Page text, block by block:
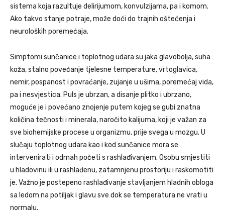
sistema koja razultuje delirijumom, konvulzijama, pa i komom.
Ako takvo stanje potraje, može doći do trajnih oštećenja i
neuroloških poremećaja.
Simptomi sunčanice i toplotnog udara su jaka glavobolja, suha
koža, stalno povećanje tjelesne temperature, vrtoglavica,
nemir, pospanost i povraćanje, zujanje u ušima, poremećaj vida,
pa i nesvjestica. Puls je ubrzan, a disanje plitko i ubrzano,
moguće je i povećano znojenje putem kojeg se gubi znatna
količina tečnosti i minerala, naročito kalijuma, koji je važan za
sve biohemijske procese u organizmu, prije svega u mozgu. U
slučaju toplotnog udara kao i kod sunčanice mora se
intervenirati i odmah početi s rashlađivanjem. Osobu smjestiti
u hladovinu ili u rashlađenu, zatamnjenu prostoriju i raskomotiti
je. Važno je postepeno rashlađivanje stavljanjem hladnih obloga
sa ledom na potiljak i glavu sve dok se temperatura ne vrati u
normalu.